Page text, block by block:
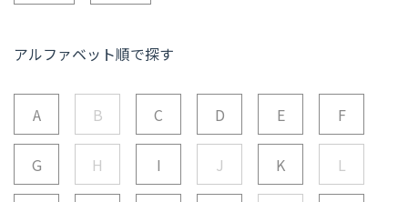
アルファベット順で探す
A B C D E F
G H I J K L